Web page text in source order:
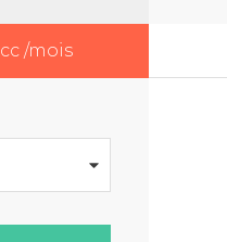
cc /mois